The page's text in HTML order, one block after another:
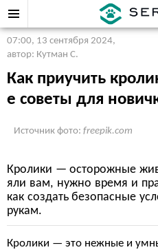
07:00, 13 сентября 2024,
автор: Кутман С.
Как приучить
е советы для
Источник фото: freepik.com
Кролики — осторожные
яли вам, нужно время и
как создать безопасные
рукам.
Кролики — это нежные и